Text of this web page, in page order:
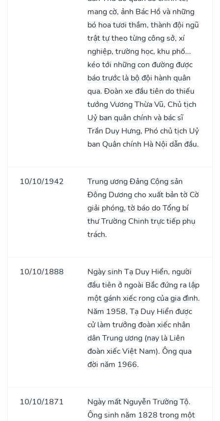
mang cờ, ảnh Bác Hồ và những
bó hoa tươi thắm, thành đội ngũ
trật tự theo từng công sở, xí
nghiệp, trường học, khu phố...
kéo tới những con đường được
báo trước là bộ đội hành quân
qua. Đoàn xe đầu tiên do thiếu
tướng Vương Thừa Vũ, Chủ tịch
Uỷ ban quân chính và bác sĩ
Trần Duy Hưng, Phó chủ tịch Uỷ
ban Quân chính Hà Nội dẫn đầu.
10/10/1942
Trung ương Đảng Cộng sản
Đông Dương cho xuất bản tờ Cờ
giải phóng, tờ báo do Tổng bí
thư Trường Chinh trực tiếp phụ
trách.
10/10/1888
Ngày sinh Tạ Duy Hiển, người
đầu tiên ở ngoài Bắc đứng ra lập
một gánh xiếc rong của gia đình.
Năm 1958, Tạ Duy Hiển được
cử làm trưởng đoàn xiếc nhân
dân Trung ương (nay là Liên
đoàn xiếc Việt Nam). Ông qua
đời năm 1966.
10/10/1871
Ngày mất Nguyễn Trường Tộ.
Ông sinh năm 1828 trong một